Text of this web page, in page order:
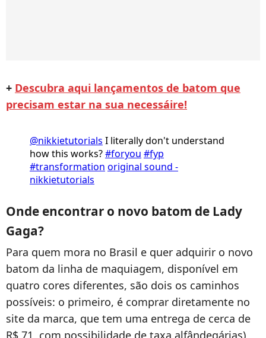
+ Descubra aqui lançamentos de batom que
precisam estar na sua necessáire!
@nikkietutorials I literally don't understand
how this works?#foryou #fyp
#transformation original sound -
nikkietutorials
Onde encontrar o novo batom de Lady
Gaga?
Para quem mora no Brasil e quer adquirir o novo
batom da linha de maquiagem, disponível em
quatro cores diferentes, são dois os caminhos
possíveis: o primeiro, é comprar diretamente no
site da marca, que tem uma entrega de cerca de
R$ 71, com possibilidade de taxa alfândegárias),